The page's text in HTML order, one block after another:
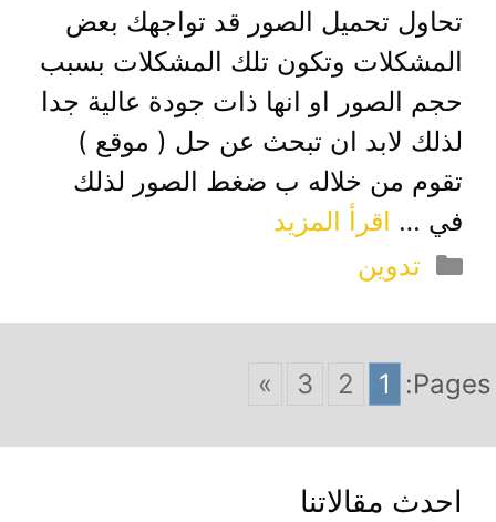
تحاول تحميل الصور قد تواجهك بعض
المشكلات وتكون تلك المشكلات بسبب
حجم الصور او انها ذات جودة عالية جدا
لذلك لابد ان تبحث عن حل ( موقع )
تقوم من خلاله ب ضغط الصور لذلك
في … اقرأ المزيد
التصنيفات
تدوين
Pages:
1
2
3
»
احدث مقالاتنا